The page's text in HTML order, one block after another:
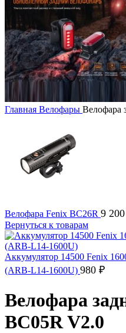
Главная Велофары Велофара
Велофара Fenix BC26R 9 200
Вернуться к товарам
Аккумулятор 14500 Fenix
(ARB-L14-1600U) 980 ₽
Велофара
BC05R V2.0